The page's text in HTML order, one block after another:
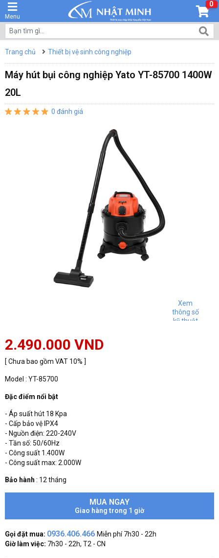
Menu
0
Trang chủ Thiết bị vệ sinh công nghiệp
Máy hút bụi công nghiệp Yato YT-85700 1400W
20L
0 đánh giá
Xem
thông số
kỹ thuật
2.490.000 VND
[ Chưa bao gồm VAT 10% ]
Model : YT-85700
Đặc điểm nổi bật
- Áp suất hút 18 Kpa
- Cấp bảo vệ IPX4
- Nguồn điện: 220-240V
- Tần số: 50/60Hz
- Công suất 1.400W
- Công suất max: 2.000W
Bảo hành : 12 tháng
MUA NGAY
Giao hàng trong 1 giờ
Gọi đặt mua: 0936.406.466 Miễn phí 7h30 - 22h
Giờ làm việc: 7h30 - 22h, T2 - CN